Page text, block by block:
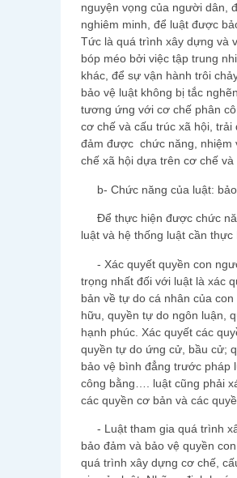
nguyện vọng của người dân,
nghiêm minh, để luật được
Tức là quá trình xây dựng và
bóp méo bởi việc tập trung
khác, để sự vận hành trôi
bảo vệ luật không bị tắc
tương ứng với cơ chế phân
cơ chế và cấu trúc xã hội,
đảm được chức năng, nhiệm
chế xã hội dựa trên cơ chế và
b- Chức năng của luật:
Để thực hiện được chức
luật và hệ thống luật cần
- Xác quyết quyền con
trọng nhất đối với luật là xác
bản về tự do cá nhân của
hữu, quyền tự do ngôn luận,
hạnh phúc. Xác quyết các
quyền tự do ứng cử, bầu cử;
bảo vệ bình đẳng trước pháp
công bằng…. luật cũng phải
các quyền cơ bản và các
- Luật tham gia quá trình
bảo đảm và bảo vệ quyền
quá trình xây dựng cơ chế,